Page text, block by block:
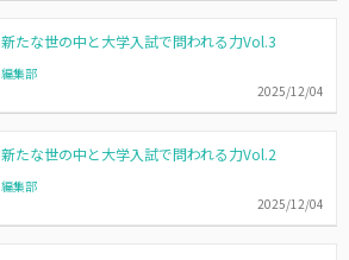
新たな世の中と大学入試で問われる力Vol.3
編集部
2025/12/04
新たな世の中と大学入試で問われる力Vol.2
編集部
2025/12/04